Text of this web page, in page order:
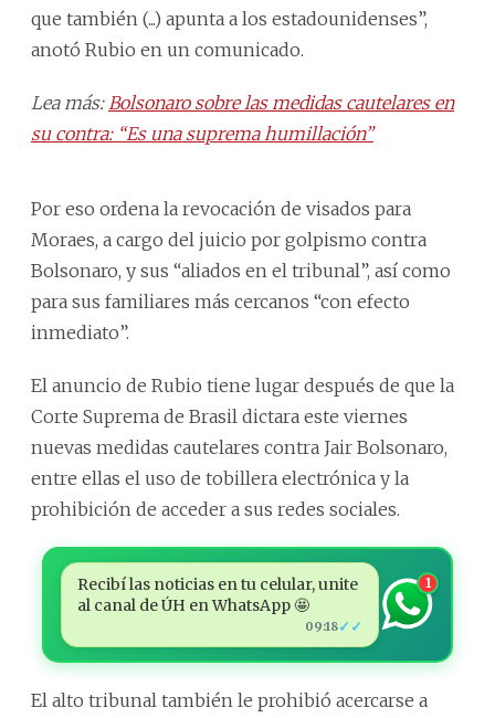
que también (...) apunta a los estadounidenses”,
anotó Rubio en un comunicado.
Lea más: Bolsonaro sobre las medidas cautelares en
su contra: “Es una suprema humillación”
Por eso ordena la revocación de visados para
Moraes, a cargo del juicio por golpismo contra
Bolsonaro, y sus “aliados en el tribunal”, así como
para sus familiares más cercanos “con efecto
inmediato”.
El anuncio de Rubio tiene lugar después de que la
Corte Suprema de Brasil dictara este viernes
nuevas medidas cautelares contra Jair Bolsonaro,
entre ellas el uso de tobillera electrónica y la
prohibición de acceder a sus redes sociales.
Recibí las noticias en tu celular, unite
al canal de ÚH en WhatsApp 🤩
09:18✓✓
1
El alto tribunal también le prohibió acercarse a